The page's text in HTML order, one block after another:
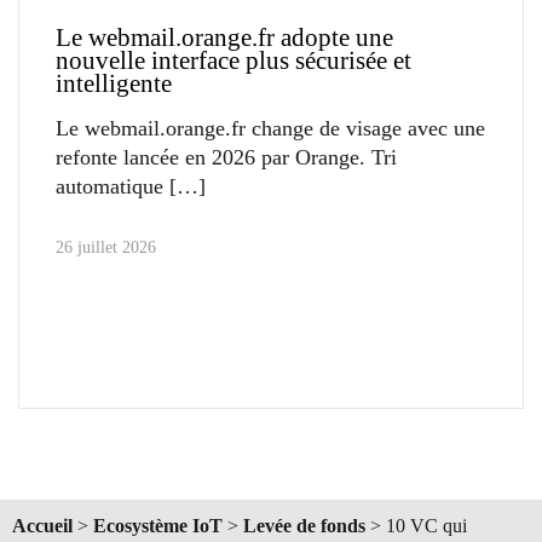
Le webmail.orange.fr adopte une
nouvelle interface plus sécurisée et
intelligente
Le webmail.orange.fr change de visage avec une
refonte lancée en 2026 par Orange. Tri
automatique
26 juillet 2026
Accueil > Ecosystème IoT > Levée de fonds > 10 VC qui